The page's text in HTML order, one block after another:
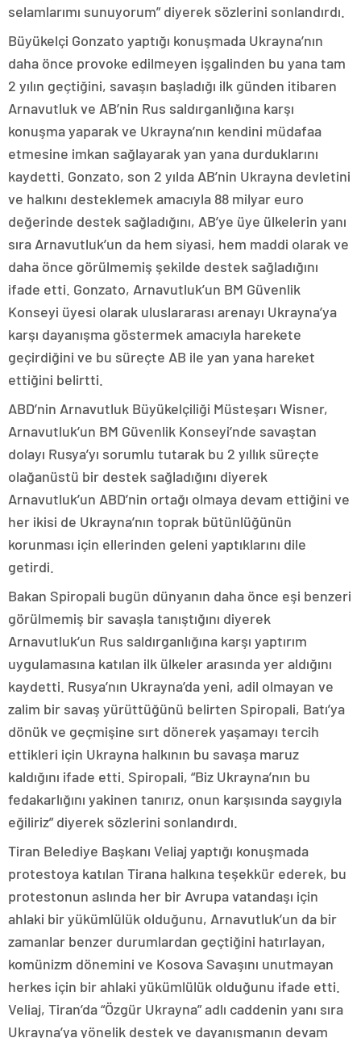
selamlarımı sunuyorum” diyerek sözlerini sonlandırdı.
Büyükelçi Gonzato yaptığı konuşmada Ukrayna’nın
daha önce provoke edilmeyen işgalinden bu yana tam
2 yılın geçtiğini, savaşın başladığı ilk günden itibaren
Arnavutluk ve AB’nin Rus saldırganlığına karşı
konuşma yaparak ve Ukrayna’nın kendini müdafaa
etmesine imkan sağlayarak yan yana durduklarını
kaydetti. Gonzato, son 2 yılda AB’nin Ukrayna devletini
ve halkını desteklemek amacıyla 88 milyar euro
değerinde destek sağladığını, AB’ye üye ülkelerin yanı
sıra Arnavutluk’un da hem siyasi, hem maddi olarak ve
daha önce görülmemiş şekilde destek sağladığını
ifade etti. Gonzato, Arnavutluk’un BM Güvenlik
Konseyi üyesi olarak uluslararası arenayı Ukrayna’ya
karşı dayanışma göstermek amacıyla harekete
geçirdiğini ve bu süreçte AB ile yan yana hareket
ettiğini belirtti.
ABD’nin Arnavutluk Büyükelçiliği Müsteşarı Wisner,
Arnavutluk’un BM Güvenlik Konseyi’nde savaştan
dolayı Rusya’yı sorumlu tutarak bu 2 yıllık süreçte
olağanüstü bir destek sağladığını diyerek
Arnavutluk’un ABD’nin ortağı olmaya devam ettiğini ve
her ikisi de Ukrayna’nın toprak bütünlüğünün
korunması için ellerinden geleni yaptıklarını dile
getirdi.
Bakan Spiropali bugün dünyanın daha önce eşi benzeri
görülmemiş bir savaşla tanıştığını diyerek
Arnavutluk’un Rus saldırganlığına karşı yaptırım
uygulamasına katılan ilk ülkeler arasında yer aldığını
kaydetti. Rusya’nın Ukrayna’da yeni, adil olmayan ve
zalim bir savaş yürüttüğünü belirten Spiropali, Batı’ya
dönük ve geçmişine sırt dönerek yaşamayı tercih
ettikleri için Ukrayna halkının bu savaşa maruz
kaldığını ifade etti. Spiropali, “Biz Ukrayna’nın bu
fedakarlığını yakinen tanırız, onun karşısında saygıyla
eğiliriz” diyerek sözlerini sonlandırdı.
Tiran Belediye Başkanı Veliaj yaptığı konuşmada
protestoya katılan Tirana halkına teşekkür ederek, bu
protestonun aslında her bir Avrupa vatandaşı için
ahlaki bir yükümlülük olduğunu, Arnavutluk’un da bir
zamanlar benzer durumlardan geçtiğini hatırlayan,
komünizm dönemini ve Kosova Savaşını unutmayan
herkes için bir ahlaki yükümlülük olduğunu ifade etti.
Veliaj, Tiran’da “Özgür Ukrayna” adlı caddenin yanı sıra
Ukrayna’ya yönelik destek ve dayanışmanın devam